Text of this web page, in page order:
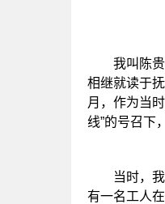
我叫陈贵芳
相继就读于
月，作为当
线”的号召下
当时，我是
有一名工人